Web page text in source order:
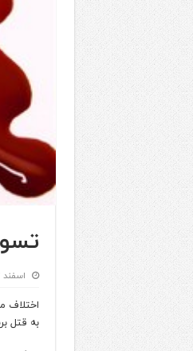
اسفند ۳, ۱۴۰۴
اختلاف
به قتل